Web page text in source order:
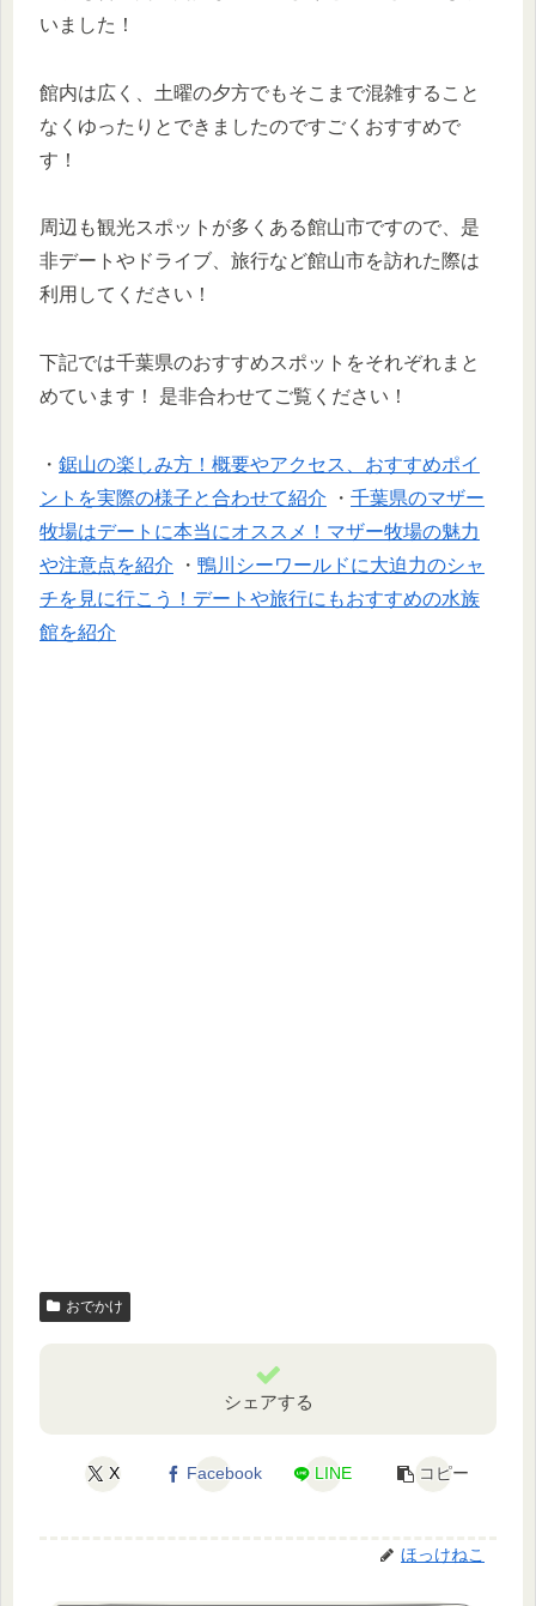
いました！
館内は広く、土曜の夕方でもそこまで混雑すること
なくゆったりとできましたのですごくおすすめで
す！
周辺も観光スポットが多くある館山市ですので、是
非デートやドライブ、旅行など館山市を訪れた際は
利用してください！
下記では千葉県のおすすめスポットをそれぞれまと
めています！
是非合わせてご覧ください！
・ 鋸山の楽しみ方！概要やアクセス、おすすめポイ
ントを実際の様子と合わせて紹介 ・ 千葉県のマザー
牧場はデートに本当にオススメ！マザー牧場の魅力
や注意点を紹介 ・ 鴨川シーワールドに大迫力のシャ
チを見に行こう！デートや旅行にもおすすめの水族
館を紹介
おでかけ
シェアする
X Facebook LINE コピー
ほっけねこ